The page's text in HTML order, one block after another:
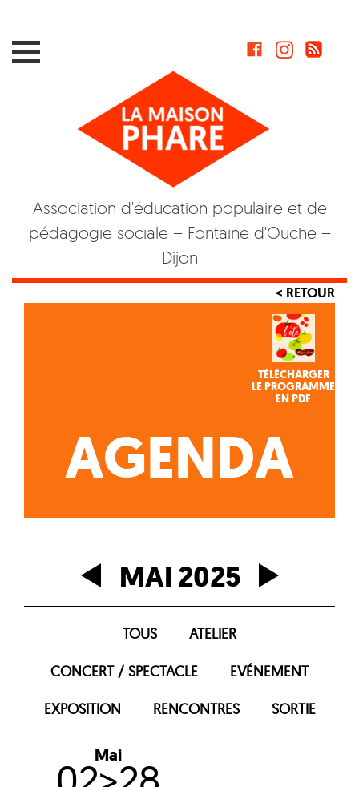
Association d'éducation populaire et de
pédagogie sociale – Fontaine d'Ouche –
Dijon
< RETOUR
TÉLÉCHARGER
LE PROGRAMME
EN PDF
AGENDA
MAI 2025
TOUS ATELIER
CONCERT / SPECTACLE EVÉNEMENT
EXPOSITION RENCONTRES SORTIE
Mai